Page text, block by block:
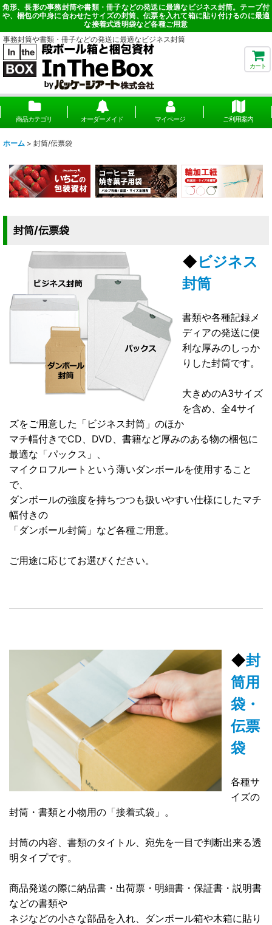
角形、長形の事務封筒や書類・冊子などの発送に最適なビジネス封筒。テープ付
や、梱包の中身に合わせたサイズの封筒、伝票を入れて箱に貼り付けるのに最適
な接着式透明袋など各種ご用意
事務封筒や書類・冊子などの発送に最適なビジネス封筒
カート
商品カテゴリ オーダーメイド マイページ ご利用案内
ホーム > 封筒/伝票袋
封筒/伝票袋
◆ビジネス
封筒
書類や各種記録メ
ディアの発送に便
利な厚みのしっか
りした封筒です。
大きめのA3サイズ
を含め、全4サイ
ズをご用意した「ビジネス封筒」のほか
マチ幅付きでCD、DVD、書籍など厚みのある物の梱包に
最適な「パックス」、
マイクロフルートという薄いダンボールを使用すること
で、
ダンボールの強度を持ちつつも扱いやすい仕様にしたマチ
幅付きの
「ダンボール封筒」など各種ご用意。
ご用途に応じてお選びください。
◆封
筒用
袋・
伝票
袋
各種サ
イズの
封筒・書類と小物用の「接着式袋」。
封筒の内容、書類のタイトル、宛先を一目で判断出来る透
明タイプです。
商品発送の際に納品書・出荷票・明細書・保証書・説明書
などの書類や
ネジなどの小さな部品を入れ、ダンボール箱や木箱に貼り